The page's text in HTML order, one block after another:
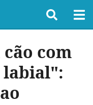
com
labial":